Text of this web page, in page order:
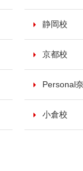
静岡校
京都校
Personal
小倉校